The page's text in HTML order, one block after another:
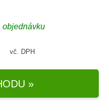
objednávku
vč. DPH
»